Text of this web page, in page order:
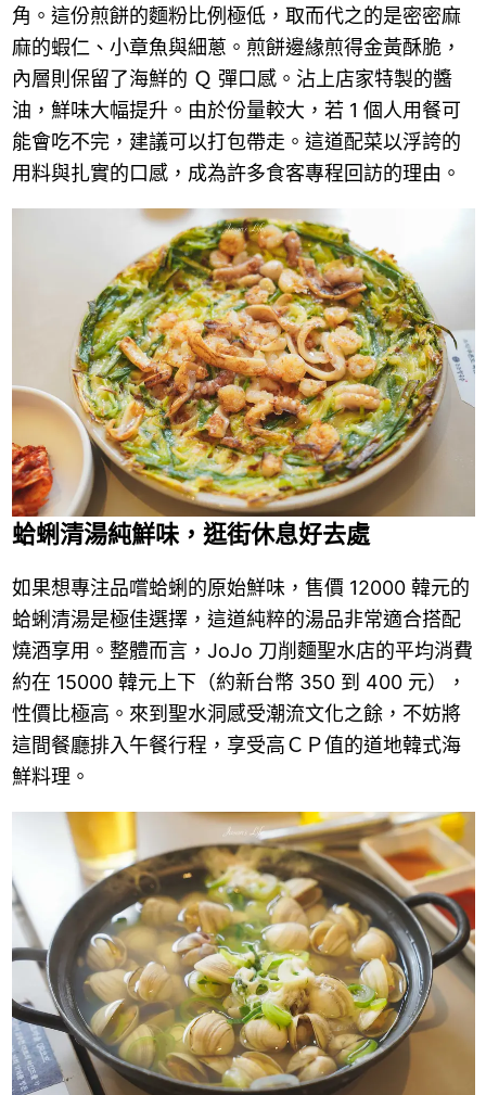
角。這份煎餅的麵粉比例極低，取而代之的是密密麻
麻的蝦仁、小章魚與細蔥。煎餅邊緣煎得金黃酥脆，
內層則保留了海鮮的 Ｑ 彈口感。沾上店家特製的醬
油，鮮味大幅提升。由於份量較大，若 1 個人用餐可
能會吃不完，建議可以打包帶走。這道配菜以浮誇的
用料與扎實的口感，成為許多食客專程回訪的理由。
蛤蜊清湯純鮮味，逛街休息好去處
如果想專注品嚐蛤蜊的原始鮮味，售價 12000 韓元的
蛤蜊清湯是極佳選擇，這道純粹的湯品非常適合搭配
燒酒享用。整體而言，JoJo 刀削麵聖水店的平均消費
約在 15000 韓元上下（約新台幣 350 到 400 元），
性價比極高。來到聖水洞感受潮流文化之餘，不妨將
這間餐廳排入午餐行程，享受高ＣＰ值的道地韓式海
鮮料理。